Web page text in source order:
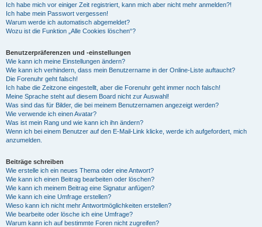
Ich habe mich vor einiger Zeit registriert, kann mich aber nicht mehr anmelden?!
Ich habe mein Passwort vergessen!
Warum werde ich automatisch abgemeldet?
Wozu ist die Funktion „Alle Cookies löschen“?
Benutzerpräferenzen und -einstellungen
Wie kann ich meine Einstellungen ändern?
Wie kann ich verhindern, dass mein Benutzername in der Online-Liste auftaucht?
Die Forenuhr geht falsch!
Ich habe die Zeitzone eingestellt, aber die Forenuhr geht immer noch falsch!
Meine Sprache steht auf diesem Board nicht zur Auswahl!
Was sind das für Bilder, die bei meinem Benutzernamen angezeigt werden?
Wie verwende ich einen Avatar?
Was ist mein Rang und wie kann ich ihn ändern?
Wenn ich bei einem Benutzer auf den E-Mail-Link klicke, werde ich aufgefordert, mich
anzumelden.
Beiträge schreiben
Wie erstelle ich ein neues Thema oder eine Antwort?
Wie kann ich einen Beitrag bearbeiten oder löschen?
Wie kann ich meinem Beitrag eine Signatur anfügen?
Wie kann ich eine Umfrage erstellen?
Wieso kann ich nicht mehr Antwortmöglichkeiten erstellen?
Wie bearbeite oder lösche ich eine Umfrage?
Warum kann ich auf bestimmte Foren nicht zugreifen?